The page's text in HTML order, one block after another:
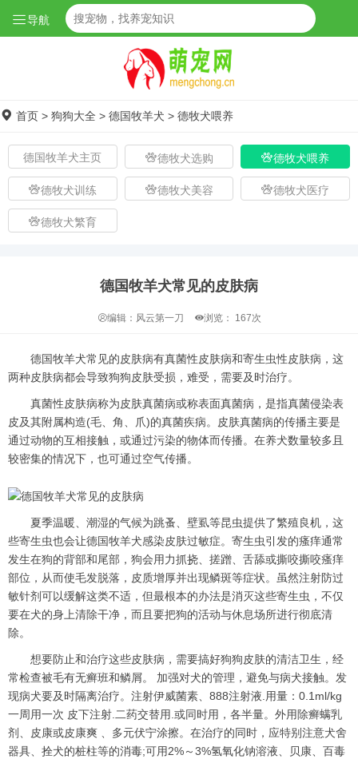
导航
首页 > 狗狗大全 > 德国牧羊犬 > 德牧犬喂养
德国牧羊犬主页 德牧犬选购 德牧犬喂养
德牧犬训练 德牧犬美容 德牧犬医疗
德牧犬繁育
德国牧羊犬常见的皮肤病
编辑：风云第一刀 浏览： 167次
德国牧羊犬常见的皮肤病有真菌性皮肤病和寄生虫性皮肤病，这
两种皮肤病都会导致狗狗皮肤受损，难受，需要及时治疗。
真菌性皮肤病称为皮肤真菌病或称表面真菌病，是指真菌侵染表
皮及其附属构造(毛、角、爪)的真菌疾病。皮肤真菌病的传播主要是
通过动物的互相接触，或通过污染的物体而传播。在养犬数量较多且
较密集的情况下，也可通过空气传播。
夏季温暖、潮湿的气候为跳蚤、壁虱等昆虫提供了繁殖良机，这
些寄生虫也会让德国牧羊犬感染皮肤过敏症。寄生虫引发的瘙痒通常
发生在狗的背部和尾部，狗会用力抓挠、搓蹭、舌舔或撕咬撕咬瘙痒
部位，从而使毛发脱落，皮质增厚并出现鳞斑等症状。虽然注射防过
敏针剂可以缓解这类不适，但最根本的办法是消灭这些寄生虫，不仅
要在犬的身上清除干净，而且要把狗的活动与休息场所进行彻底清
除。
想要防止和治疗这些皮肤病，需要搞好狗狗皮肤的清洁卫生，经
常检查被毛有无癣班和鳞屑。 加强对犬的管理，避免与病犬接触。发
现病犬要及时隔离治疗。注射伊威菌素、888注射液.用量：0.1ml/kg
一周用一次 皮下注射.二药交替用.或同时用，各半量。外用除癣螨乳
剂、皮康或皮康爽 、多元伏宁涂擦。在治疗的同时，应特别注意犬舍
器具、拴犬的桩柱等的消毒;可用2%～3%氢氧化钠溶液、贝康、百毒